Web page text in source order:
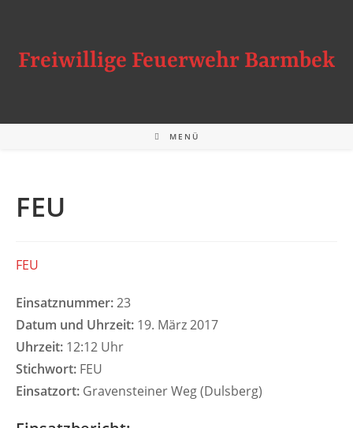
springen
Freiwillige Feuerwehr Barmbek
MENÜ
FEU
FEU
Einsatznummer:23
Datum und Uhrzeit: 19. März 2017
Uhrzeit: 12:12 Uhr
Stichwort: FEU
Einsatzort: Gravensteiner Weg (Dulsberg)